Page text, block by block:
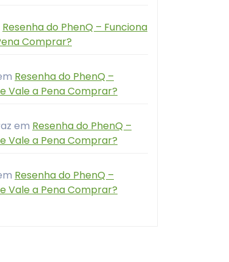
Resenha do PhenQ – Funciona
Comprar?
Resenha do PhenQ –
Vale a Pena Comprar?
em Resenha do PhenQ –
Vale a Pena Comprar?
Resenha do PhenQ –
Vale a Pena Comprar?